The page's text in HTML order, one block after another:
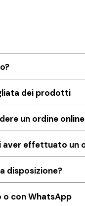
dei prodotti
un ordine online
aver effettuato
disposizione?
o con WhatsApp